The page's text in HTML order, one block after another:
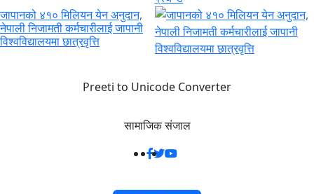
जापानको ४१० मिलियन येन अनुदान,
नेपाली निजामती कर्मचारीलाई जापानी
विश्वविद्यालयमा छात्रवृत्ति
Preeti to Unicode Converter
सामाजिक संजाल